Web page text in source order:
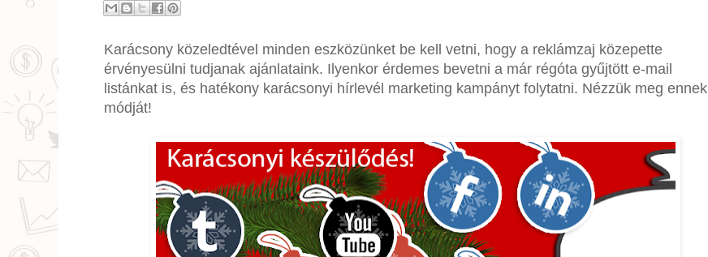
Karácsony közeledtével minden eszközünket be kell vetni, hogy a reklámzaj közepette
érvényesülni tudjanak ajánlataink. Ilyenkor érdemes bevetni a már régóta gyűjtött e-mail
listánkat is, és hatékony karácsonyi hírlevél marketing kampányt folytatni. Nézzük meg ennek
módját!